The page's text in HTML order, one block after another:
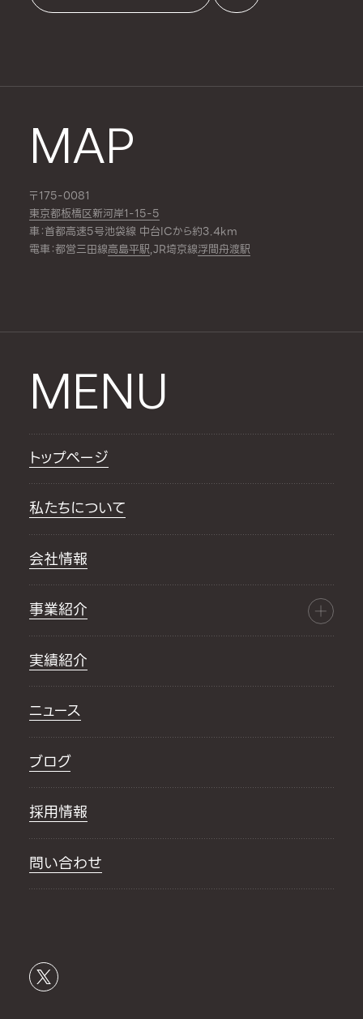
MAP
〒175-0081
東京都板橋区新河岸1-15-5
車：首都高速5号池袋線 中台ICから約3.4km
電車：都営三田線高島平駅,JR埼京線浮間舟渡駅
MENU
トップページ
私たちについて
会社情報
事業紹介
実績紹介
ニュース
ブログ
採用情報
問い合わせ